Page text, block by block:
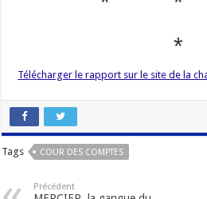
*
Télécharger le rapport sur le site de la
Tags COUR DES COMPTES
Précédent